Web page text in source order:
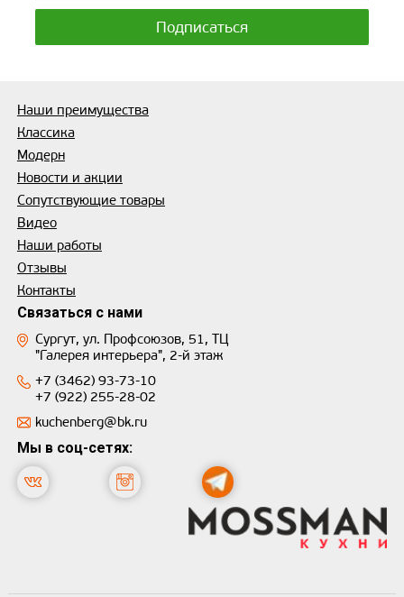
Наши преимущества
Классика
Модерн
Новости и акции
Сопутствующие товары
Видео
Наши работы
Отзывы
Контакты
Связаться с нами
Сургут, ул. Профсоюзов, 51, ТЦ
"Галерея интерьера", 2-й этаж
+7 (3462) 93-73-10
+7 (922) 255-28-02
kuchenberg@bk.ru
Мы в соц-сетях: